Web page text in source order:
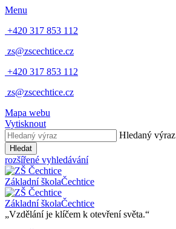
Menu
+420 317 853 112
zs@zscechtice.cz
+420 317 853 112
zs@zscechtice.cz
Mapa webu
Vytisknout
Hledaný výraz
Hledat
rozšířené vyhledávání
Základní školaČechtice
Základní školaČechtice
„Vzdělání je klíčem k otevření světa.“